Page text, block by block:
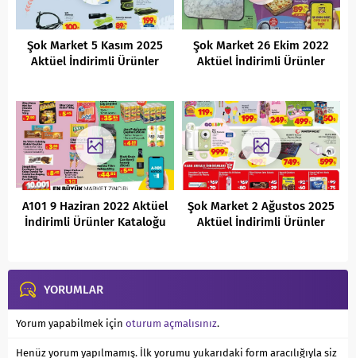
Şok Market 5 Kasım 2025
Aktüel İndirimli Ürünler
Şok Market 26 Ekim 2022
Aktüel İndirimli Ürünler
A101 9 Haziran 2022 Aktüel
İndirimli Ürünler Kataloğu
Şok Market 2 Ağustos 2025
Aktüel İndirimli Ürünler
YORUMLAR
Yorum yapabilmek için oturum açmalısınız.
Henüz yorum yapılmamış. İlk yorumu yukarıdaki form aracılığıyla siz